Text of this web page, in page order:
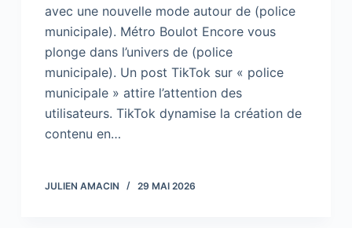
avec une nouvelle mode autour de (police
municipale). Métro Boulot Encore vous
plonge dans l’univers de (police
municipale). Un post TikTok sur « police
municipale » attire l’attention des
utilisateurs. TikTok dynamise la création de
contenu en…
JULIEN AMACIN 29 MAI 2026